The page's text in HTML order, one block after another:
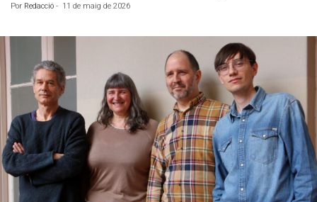
Por Redacció - 11 de maig de 2026